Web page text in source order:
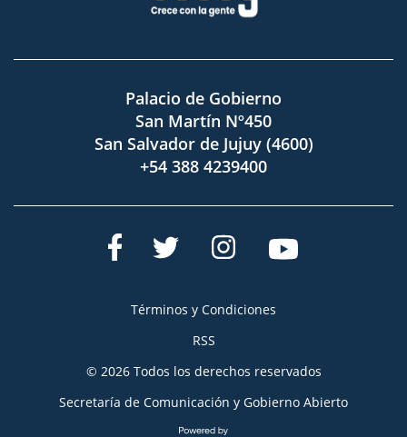
Palacio de Gobierno
San Martín Nº450
San Salvador de Jujuy (4600)
+54 388 4239400
Términos y Condiciones
RSS
© 2026 Todos los derechos reservados
Secretaría de Comunicación y Gobierno Abierto